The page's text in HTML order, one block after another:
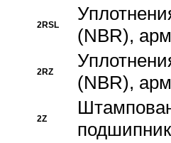
2RSL
(NBR),
2RZ
(NBR),
2Z